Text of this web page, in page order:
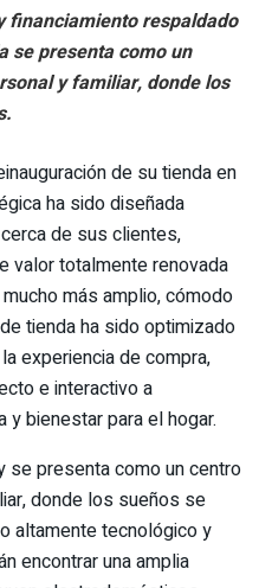
financiamiento respaldado
se presenta como un
y familiar, donde los
de su tienda en
ha sido diseñada
de sus clientes,
valor totalmente renovada
más amplio, cómodo
tienda ha sido optimizado
experiencia de compra,
e interactivo a
bienestar para el hogar.
se presenta como un centro
donde los sueños se
altamente tecnológico y
encontrar una amplia